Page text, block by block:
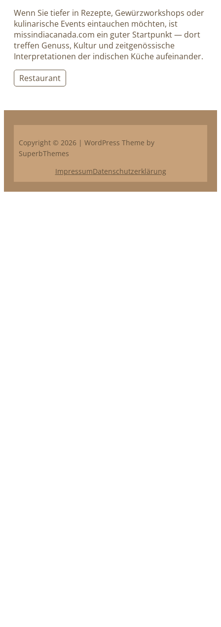
Wenn Sie tiefer in Rezepte, Gewürzworkshops oder
kulinarische Events eintauchen möchten, ist
missindiacanada.com ein guter Startpunkt — dort
treffen Genuss, Kultur und zeitgenössische
Interpretationen der indischen Küche aufeinander.
Restaurant
Copyright © 2026 | WordPress Theme by
SuperbThemes
ImpressumDatenschutzerklärung